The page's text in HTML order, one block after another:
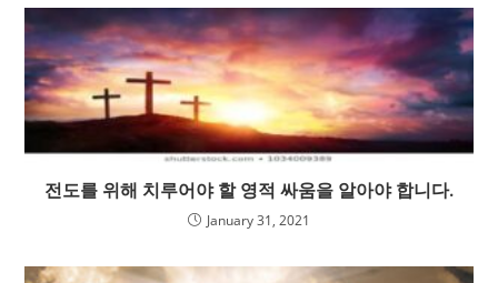
전도를 위해 치루어야 할 영적 싸움을 알아야 합니다.
January 31, 2021